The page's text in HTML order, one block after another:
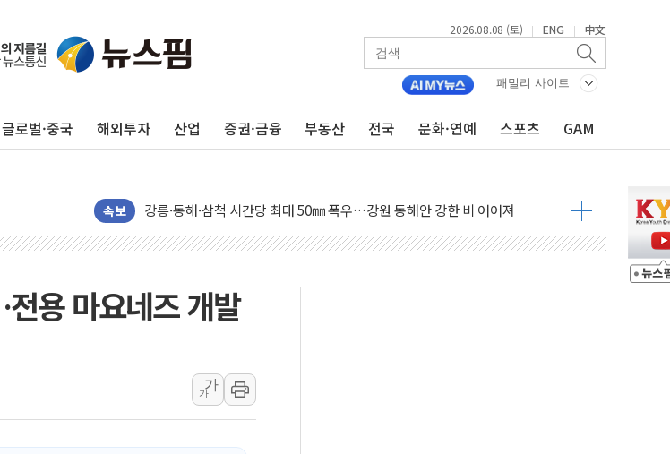
2026.08.08 (토) | ENG | 中文
패밀리 사이트
글로벌·중국 해외투자 산업 증권·금융 부동산 전국 문화·연예 스포츠 GAM
속보
이번주 국내 주요 금융일정(8.10~8.14)
美, 이란전 출구전략 만지작…공습 한계·탄약 부족 현실화
폐기물 수거하다 참변…60대 환경미화원 수거차에 치여 사망
서울 중랑구 주택가서 흉기 난동…60대 남성 2명 숨져
여수 오동도 인근 해상서 모터보트 전복…1명 사망·1명 실종
추미애, '위안부' 피해자 기림의 날 참석..."국제적 시민 연대로 목소리 내야"
인천서 말다툼 중 어머니 흉기 살해 10대 아들 체포
'화합' 꺼낸 김민석에 '뻔뻔' 받아친 정청래…제주 연설서 신경전 고조
李대통령, ISA 개편 재검토 지시…與 "적극 환영"·野 "졸속 국정"
용 마요네즈 개발
가
가